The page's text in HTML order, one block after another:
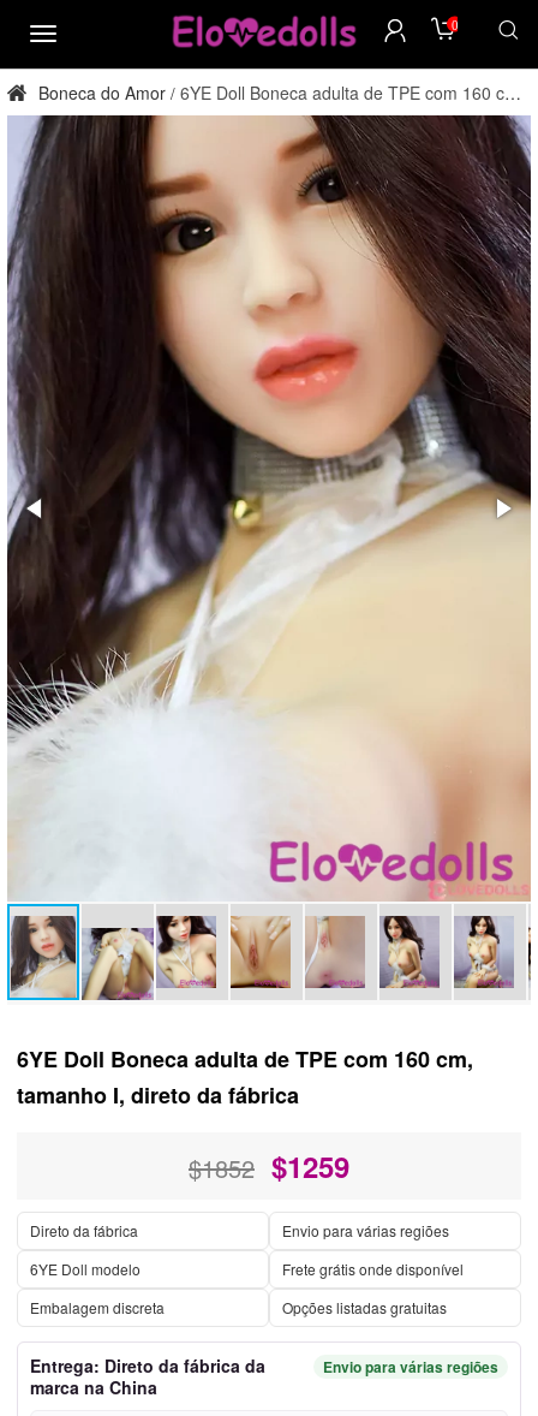
cardápio
0
Boneca do Amor / 6YE Doll Boneca adulta de TPE com 160 cm,
tamanho I, direto da fábrica
6YE Doll Boneca adulta de TPE com 160 cm,
tamanho I, direto da fábrica
$1852 $1259
Direto da fábrica
Envio para várias regiões
6YE Doll modelo
Frete grátis onde disponível
Embalagem discreta
Opções listadas gratuitas
Entrega: Direto da fábrica da
marca na China
Envio para várias regiões